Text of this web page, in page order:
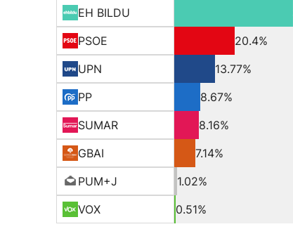
EH BILDU
PSOE
20.4%
UPN
13.77%
PP
8.67%
SUMAR
8.16%
GBAI
7.14%
PUM+J
1.02%
VOX
0.51%